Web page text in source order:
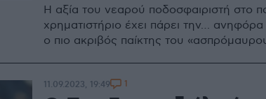
Η αξία του νεαρού ποδοσφαιριστή στο
χρηματιστήριο έχει πάρει την… ανηφόρα
ο πιο ακριβός παίκτης του
11.09.2023, 19:49 1